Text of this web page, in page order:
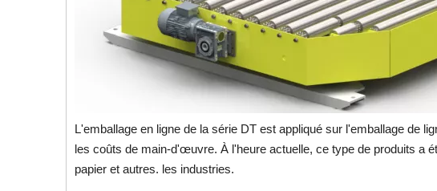
L'emballage en ligne de la série DT est appliqué sur l'emballage de
les coûts de main-d'œuvre. À l'heure actuelle, ce type de produits a
papier et autres. les industries.